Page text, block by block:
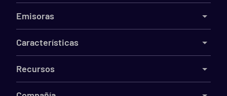
Emisoras
Características
Recursos